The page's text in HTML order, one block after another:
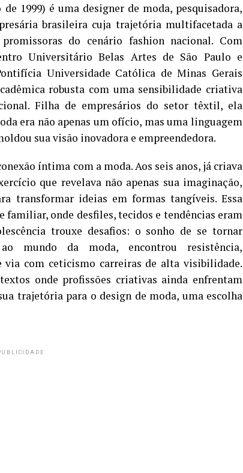
de 1999) é uma designer de moda, pesquisadora,
brasileira cuja trajetória multifacetada a
do cenário fashion nacional. Com
Universitário Belas Artes de São Paulo e
Universidade Católica de Minas Gerais
robusta com uma sensibilidade criativa
Filha de empresários do setor têxtil, ela
era não apenas um ofício, mas uma linguagem
sua visão inovadora e empreendedora.
íntima com a moda. Aos seis anos, já criava
que revelava não apenas sua imaginação,
transformar ideias em formas tangíveis. Essa
onde desfiles, tecidos e tendências eram
trouxe desafios: o sonho de se tornar
mundo da moda, encontrou resistência,
via com ceticismo carreiras de alta visibilidade.
onde profissões criativas ainda enfrentam
trajetória para o design de moda, uma escolha